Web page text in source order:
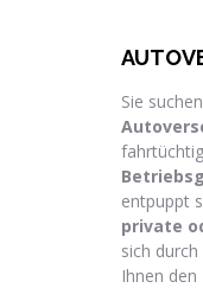
Sie
entpuppt
private
sich
Ihnen den